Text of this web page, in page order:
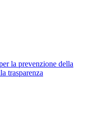
la prevenzione della
trasparenza